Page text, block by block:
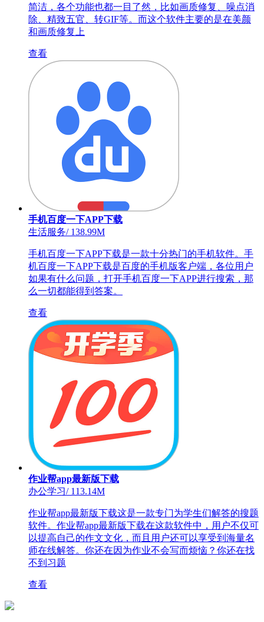
简洁，各个功能也都一目了然，比如画质修复、噪点消
除、精致五官、转GIF等。而这个软件主要的是在美颜
和画质修复上
查看
手机百度一下APP下载
生活服务/138.99M
手机百度一下APP下载是一款十分热门的手机软件。手
机百度一下APP下载是百度的手机版客户端，各位用户
如果有什么问题，打开手机百度一下APP进行搜索，那
么一切都能得到答案。
查看
作业帮app最新版下载
办公学习/113.14M
作业帮app最新版下载这是一款专门为学生们解答的搜题
软件。作业帮app最新版下载在这款软件中，用户不仅可
以提高自己的作文文化，而且用户还可以享受到海量名
师在线解答。你还在因为作业不会写而烦恼？你还在找
不到习题
查看